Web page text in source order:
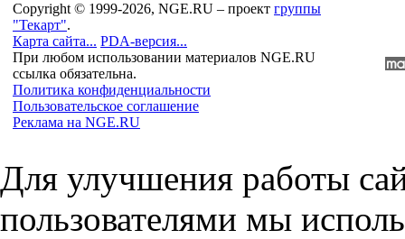
Copyright © 1999-2026, NGE.RU – проект группы
"Текарт".
Карта сайта... PDA-версия...
При любом использовании материалов NGE.RU
ссылка обязательна.
Политика конфиденциальности
Пользовательское соглашение
Реклама на NGE.RU
Для улучшения работы
пользователями мы